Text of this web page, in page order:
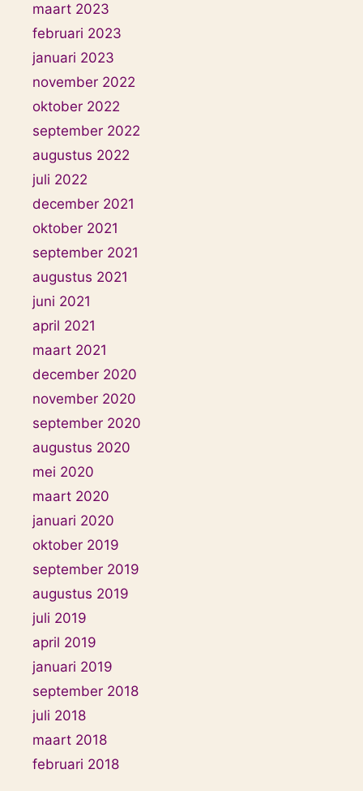
maart 2023
februari 2023
januari 2023
november 2022
oktober 2022
september 2022
augustus 2022
juli 2022
december 2021
oktober 2021
september 2021
augustus 2021
juni 2021
april 2021
maart 2021
december 2020
november 2020
september 2020
augustus 2020
mei 2020
maart 2020
januari 2020
oktober 2019
september 2019
augustus 2019
juli 2019
april 2019
januari 2019
september 2018
juli 2018
maart 2018
februari 2018